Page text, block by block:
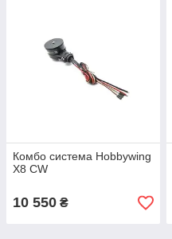
Комбо система Hobbywing
X8 CW
10 550 ₴